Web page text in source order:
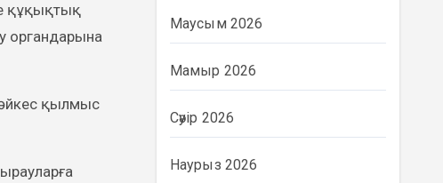
құқықтық
органдарына
қылмыс
Маусым 2026
Мамыр 2026
Сәуір 2026
Наурыз 2026